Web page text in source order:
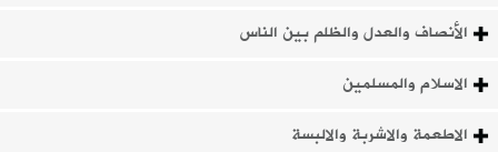
الأنصاف والعدل والظلم بين الناس
الاسلام والمسلمين
الاطعمة والاشربة والالبسة